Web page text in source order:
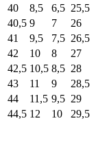
40
8,5 6,5 25,5
40,5 9 7
26
41
9,5 7,5 26,5
42
10 8
27
42,5 10,5 8,5 28
43
11 9
28,5
44
11,5 9,5 29
44,5 12 10 29,5